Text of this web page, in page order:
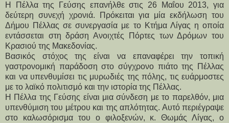
Η Πέλλα της Γεύσης επανήλθε στις 26 Μαΐου 2013, για
δεύτερη συνεχή χρονιά. Πρόκειται για μία εκδήλωση του
Δήμου Πέλλας σε συνεργασία με το Κτήμα Λίγας η οποία
εντάσσεται στη δράση Ανοιχτές Πόρτες των Δρόμων του
Κρασιού της Μακεδονίας.
Βασικός στόχος της είναι να επαναφέρει την τοπική
γαστρονομική παράδοση στο σύγχρονο πιάτο της Πέλλας
και να υπενθυμίσει τις μυρωδιές της πόλης, τις ευάρμοστες
με το λαϊκό πολιτισμό και την ιστορία της Πέλλας.
Η Πέλλα της Γεύσης είναι μια σύνδεση με το παρελθόν, μια
υπενθύμιση του μέτρου και της απλότητας. Αυτό περιέγραψε
στο καλωσόρισμα του ο φιλοξενών, κ. Θωμάς Λίγας, ο